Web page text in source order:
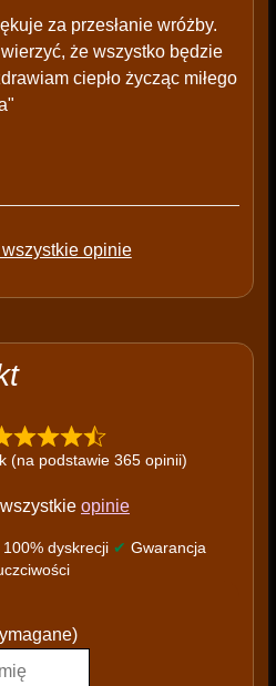
za przesłanie wróżby.
że wszystko będzie
ciepło życząc miłego
opinie
(na podstawie 365 opinii)
opinie
100% dyskrecji ✔ Gwarancja